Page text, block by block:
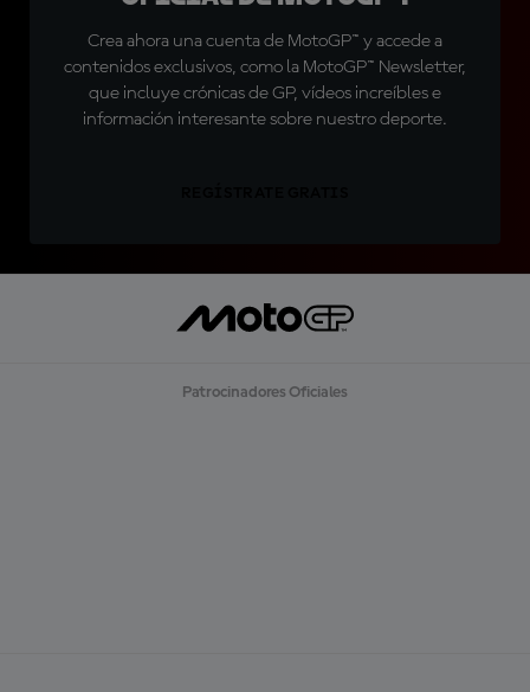
Crea ahora una cuenta de MotoGP™ y accede a
contenidos exclusivos, como la MotoGP™ Newsletter,
que incluye crónicas de GP, vídeos increíbles e
información interesante sobre nuestro deporte.
Patrocinadores Oficiales